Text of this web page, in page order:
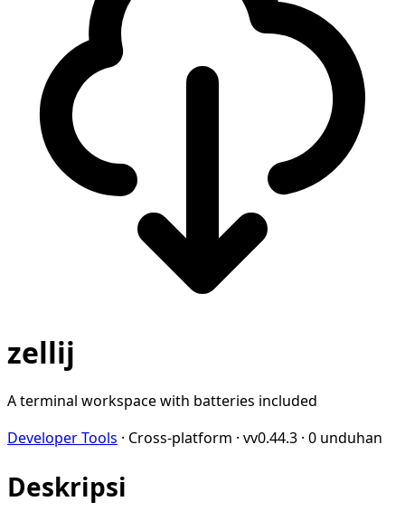
zellij
A terminal workspace with batteries included
Developer Tools · Cross-platform · vv0.44.3 · 0 unduhan
Deskripsi